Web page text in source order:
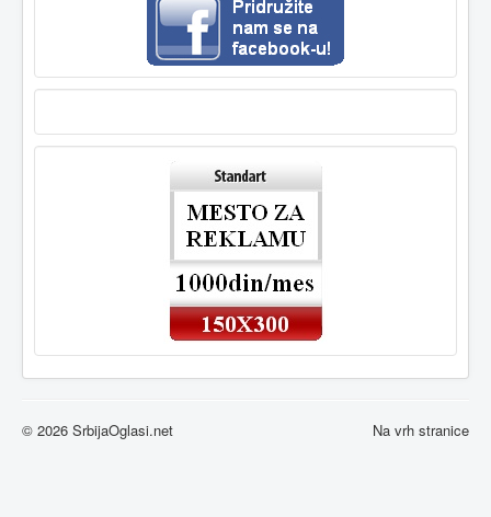
Na vrh stranice
© 2026 SrbijaOglasi.net